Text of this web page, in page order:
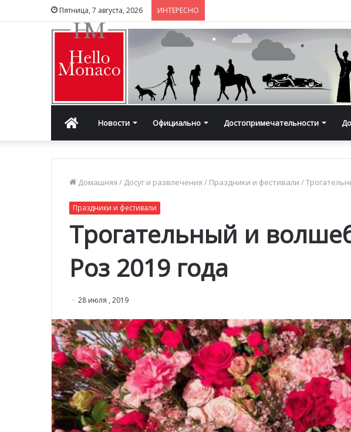
Пятница, 7 августа, 2026 ИНТЕРЕСНО
ГлавнаяНовости Официально Достопримечательности
Домашняя / Досуг и развлечения / Праздники и фестивали /
Праздники и фестивали
Трогательный и
Роз 2019 года
28 июля , 2019